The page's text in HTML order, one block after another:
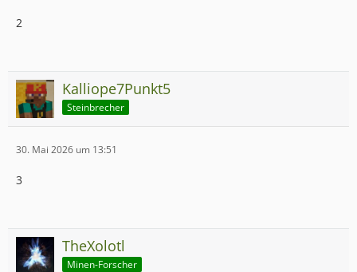
2
Kalliope7Punkt5
Steinbrecher
30. Mai 2026 um 13:51
3
TheXolotl
Minen-Forscher